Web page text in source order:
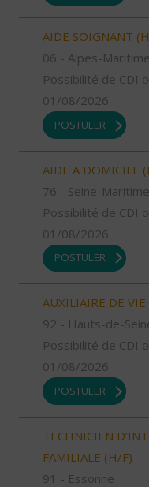
AIDE SOIGNANT
06 - Alpes-
Possibilité de CDI
01/08/2026
POSTULER
AIDE A DOMICILE
76 - Seine-Maritime
Possibilité de CDI
01/08/2026
POSTULER
AUXILIAIRE DE
92 - Hauts-de-
Possibilité de CDI
01/08/2026
POSTULER
TECHNICIEN
FAMILIALE (H/F)
91 - Essonne